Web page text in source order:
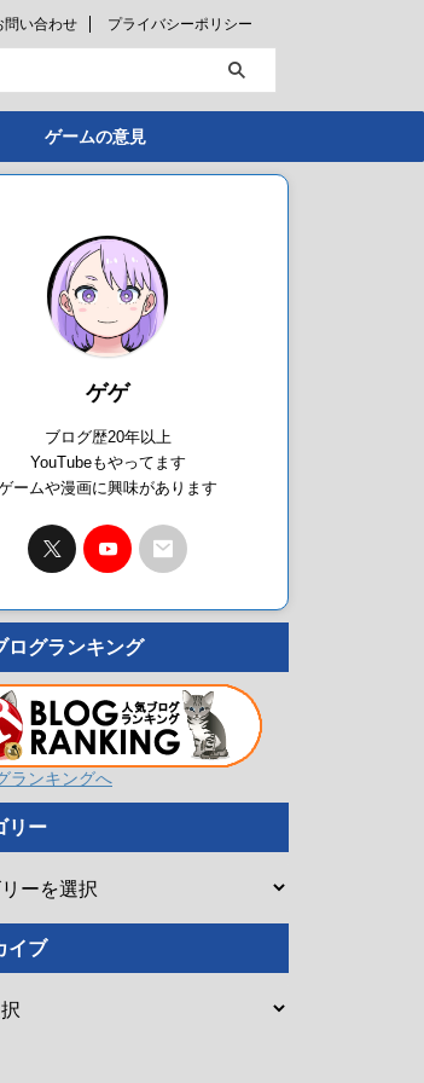
問い合わせ プライバシーポリシー
ゲームの意見
ゲゲ
ブログ歴20年以上
YouTubeもやってます
ームや漫画に興味があります
ログランキング
ランキングへ
リー
イブ